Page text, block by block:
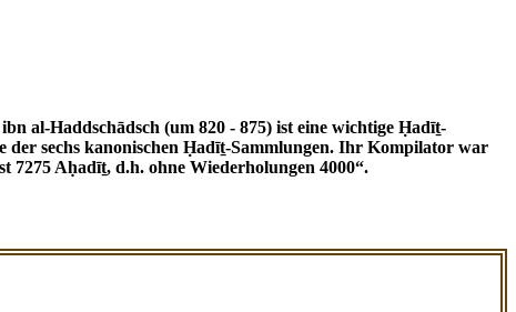
der sechs kanonischen Ḥadīṯ-Sammlungen. Ihr Kompilator war
7275 Aḥadīṯ, d.h. ohne Wiederholungen 4000“.